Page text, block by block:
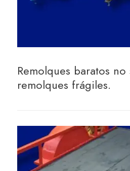
Remolques baratos
remolques frágiles.